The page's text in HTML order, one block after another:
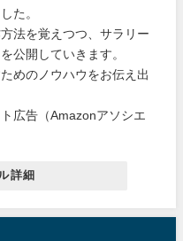
た。
法を覚えつつ、サラリー
公開していきます。
めのノウハウをお伝え出
広告（Amazonアソシエ
詳細